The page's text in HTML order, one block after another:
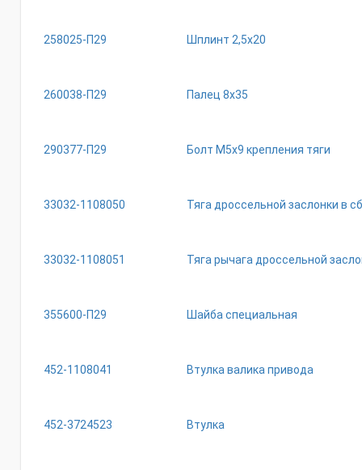
258025-П29 Шплинт 2,5х20
260038-П29 Палец 8х35
290377-П29 Болт М5х9 крепления тяги
33032-1108050 Тяга дроссельной заслонки в
33032-1108051 Тяга рычага дроссельной
355600-П29 Шайба специальная
452-1108041 Втулка валика привода
452-3724523 Втулка